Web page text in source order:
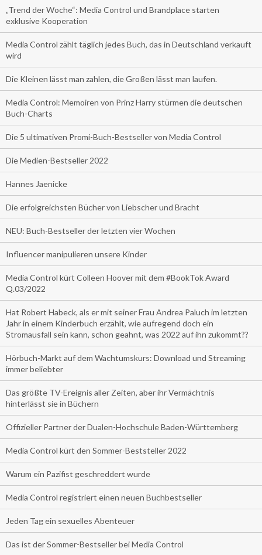
„Trend der Woche“: Media Control und Brandplace starten
exklusive Kooperation
Media Control zählt täglich jedes Buch, das in Deutschland verkauft
wird
Die Kleinen lässt man zahlen, die Großen lässt man laufen.
Media Control: Memoiren von Prinz Harry stürmen die deutschen
Buch-Charts
Die 5 ultimativen Promi-Buch-Bestseller von Media Control
Die Medien-Bestseller 2022
Hannes Jaenicke
Die erfolgreichsten Bücher von Liebscher und Bracht
NEU: Buch-Bestseller der letzten vier Wochen
Influencer manipulieren unsere Kinder
Media Control kürt Colleen Hoover mit dem #BookTok Award
Q.03/2022
Hat Robert Habeck, als er mit seiner Frau Andrea Paluch im letzten
Jahr in einem Kinderbuch erzählt, wie aufregend doch ein
Stromausfall sein kann, schon geahnt, was 2022 auf ihn zukommt??
Hörbuch-Markt auf dem Wachtumskurs: Download und Streaming
immer beliebter
Das größte TV-Ereignis aller Zeiten, aber ihr Vermächtnis
hinterlässt sie in Büchern
Offizieller Partner der Dualen-Hochschule Baden-Württemberg
Media Control kürt den Sommer-Beststeller 2022
Warum ein Pazifist geschreddert wurde
Media Control registriert einen neuen Buchbestseller
Jeden Tag ein sexuelles Abenteuer
Das ist der Sommer-Bestseller bei Media Control